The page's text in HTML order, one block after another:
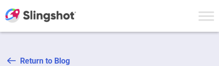
Return to Blog